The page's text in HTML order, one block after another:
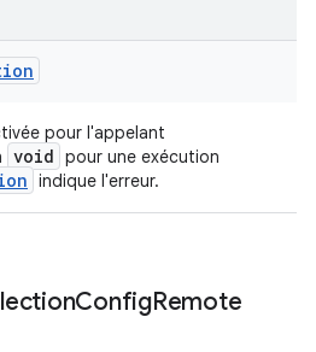
pour l'appelant
void pour une exécution
indique l'erreur.
ConfigRemote